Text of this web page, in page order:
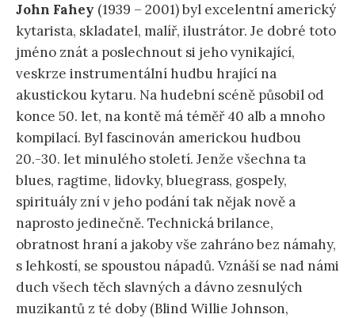
John Fahey (1939 – 2001) byl excelentní americký
kytarista, skladatel, malíř, ilustrátor. Je dobré toto
jméno znát a poslechnout si jeho vynikající,
veskrze instrumentální hudbu hrající na
akustickou kytaru. Na hudební scéně působil od
konce 50. let, na kontě má téměř 40 alb a mnoho
kompilací. Byl fascinován americkou hudbou
20.-30. let minulého století. Jenže všechna ta
blues, ragtime, lidovky, bluegrass, gospely,
spirituály zní v jeho podání tak nějak nově a
naprosto jedinečně. Technická brilance,
obratnost hraní a jakoby vše zahráno bez námahy,
s lehkostí, se spoustou nápadů. Vznáší se nad námi
duch všech těch slavných a dávno zesnulých
muzikantů z té doby (Blind Willie Johnson,